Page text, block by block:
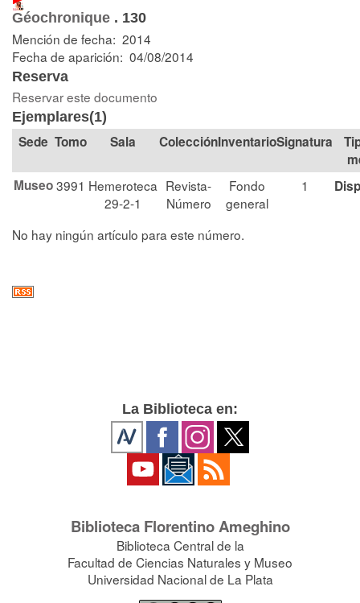
Géochronique . 130
Mención de fecha: 2014
Fecha de aparición: 04/08/2014
Reserva
Reservar este documento
Ejemplares(1)
Tomo Sala Colección Signatura
Museo3991 Hemeroteca
29-2-1
Revista-
Número
Fondo
general
1
No hay ningún artículo para este número.
La Biblioteca en:
Biblioteca Florentino Ameghino
Biblioteca Central de la
Facultad de Ciencias Naturales y Museo
Universidad Nacional de La Plata